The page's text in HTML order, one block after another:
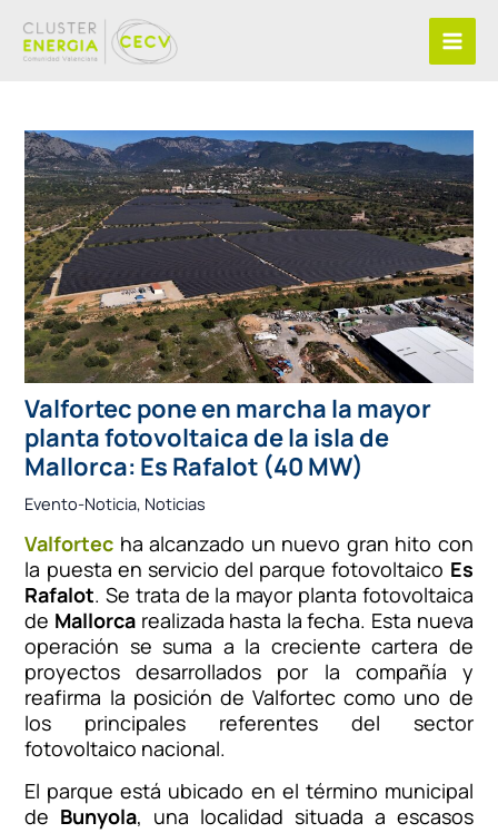
contenido
Valfortec pone en marcha la mayor
planta fotovoltaica de la isla de
Mallorca: Es Rafalot (40 MW)
Evento-Noticia, Noticias
Valfortec ha alcanzado un nuevo gran hito con
la puesta en servicio del parque fotovoltaico Es
Rafalot. Se trata de la mayor planta fotovoltaica
de Mallorca realizada hasta la fecha. Esta nueva
operación se suma a la creciente cartera de
proyectos desarrollados por la compañía y
reafirma la posición de Valfortec como uno de
los principales referentes del sector
fotovoltaico nacional.
El parque está ubicado en el término municipal
de Bunyola, una localidad situada a escasos